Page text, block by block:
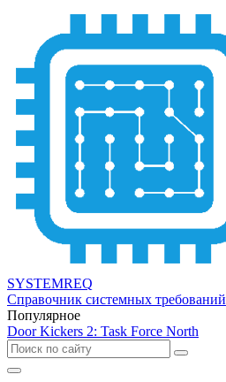
SYSTEMREQ
Справочник системных требований
Популярное
Door Kickers 2: Task Force North